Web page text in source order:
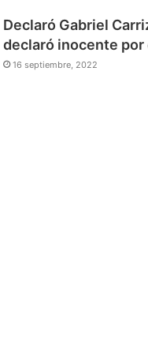
Declaró Gabriel
declaró inocente por
16 septiembre, 2022